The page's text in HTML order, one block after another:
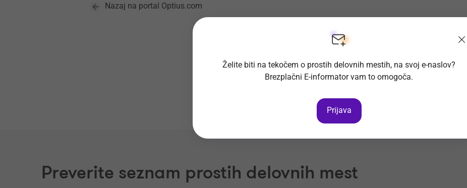
Nazaj na portal Optius.com
Preverite seznam prostih delovnih mest
Želite biti na tekočem o prostih delovnih mestih, na svoj e-naslov?
Brezplačni E-informator vam to omogoča.
Prijava